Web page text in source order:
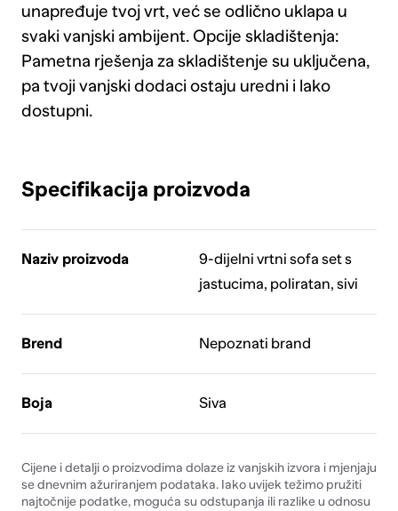
unapređuje tvoj vrt, već se odlično uklapa u
svaki vanjski ambijent. Opcije skladištenja:
Pametna rješenja za skladištenje su uključena,
pa tvoji vanjski dodaci ostaju uredni i lako
dostupni.
Specifikacija proizvoda
Naziv proizvoda
9-dijelni vrtni sofa set s
jastucima, poliratan, sivi
Brend Nepoznati brand
Boja Siva
Cijene i detalji o proizvodima dolaze iz vanjskih izvora i mjenjaju
se dnevnim ažuriranjem podataka. Iako uvijek težimo pružiti
najtočnije podatke, moguća su odstupanja ili razlike u odnosu